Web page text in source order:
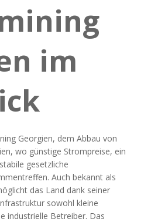
im
Georgien, dem Abbau von
wo günstige Strompreise, ein
gesetzliche
. Auch bekannt als
das Land dank seiner
sowohl kleine
industrielle Betreiber. Das